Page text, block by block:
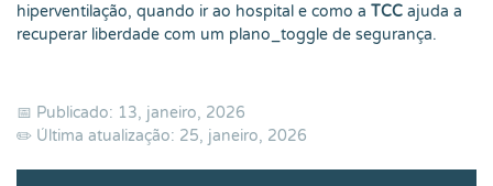
hiperventilação, quando ir ao hospital e como a TCC ajuda a
recuperar liberdade com um plano_toggle de segurança.
📅 Publicado: 13, janeiro, 2026
✏️ Última atualização: 25, janeiro, 2026